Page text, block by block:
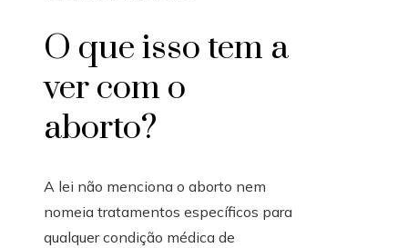
O que isso tem a
ver com o
aborto?
A lei não menciona o aborto nem
nomeia tratamentos específicos para
qualquer condição médica de